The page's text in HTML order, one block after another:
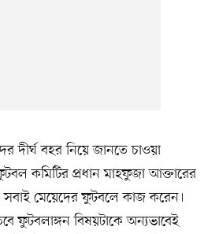
দীর্ঘ বহর নিয়ে জানতে চাওয়া
কমিটির প্রধান মাহফুজা আক্তারের
সবাই মেয়েদের ফুটবলে কাজ করেন।
ফুটবলাঙ্গন বিষয়টাকে অন্যভাবেই